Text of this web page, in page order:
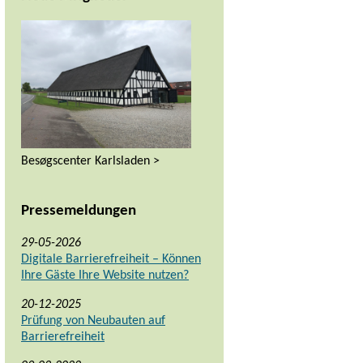
Besøgscenter Karlsladen >
Pressemeldungen
29-05-2026
Digitale Barrierefreiheit – Können
Ihre Gäste Ihre Website nutzen?
20-12-2025
Prüfung von Neubauten auf
Barrierefreiheit